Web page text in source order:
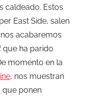
caldeado. Estos
East Side, salen
acabaremos
que ha parido
momento en la
, nos muestran
que ponen